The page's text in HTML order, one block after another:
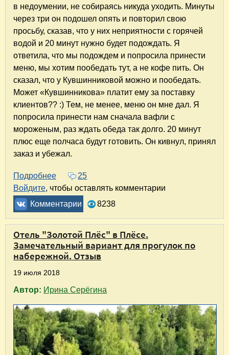
в недоумении, не собираясь никуда уходить. Минуты
через три он подошел опять и повторил свою
просьбу, сказав, что у них неприятности с горячей
водой и 20 минут нужно будет подождать. Я
ответила, что мы подождем и попросила принести
меню, мы хотим пообедать тут, а не кофе пить. Он
сказал, что у Кувшинниковой можно и пообедать.
Может «Кувшинникова» платит ему за поставку
клиентов?? :) Тем, не менее, меню он мне дал. Я
попросила принести нам сначала вафли с
мороженым, раз ждать обеда так долго. 20 минут
плюс еще полчаса будут готовить. Он кивнул, принял
заказ и убежал.
Подробнее о Ресторан "Чугунок" в Плёсе, или Что это
25
Войдите, чтобы оставлять комментарии
Комментарии
8238
Отель "Золотой Плёс" в Плёсе.
Замечательный вариант для прогулок по
набережной. Отзыв
19 июля 2018
Автор: Ирина Серёгина